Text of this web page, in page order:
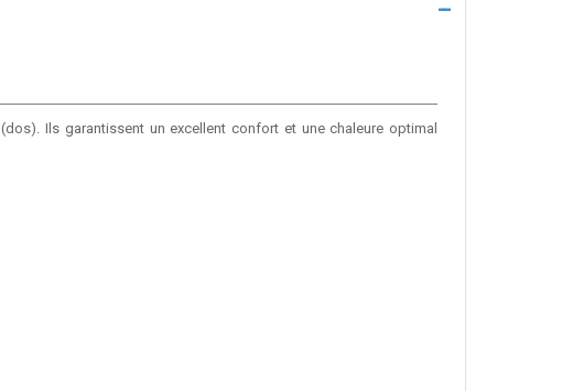
Ils garantissent un excellent confort et une chaleure optimal